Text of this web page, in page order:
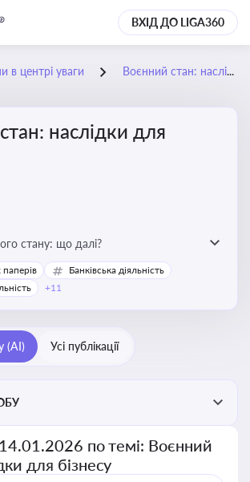
ВХІД ДО LIGA360
в центрі уваги Воєнний стан: наслідки для бізнесу
наслідки для
стану: що далі?
Банківська діяльність
+11
(AI) Усі публікації
по темі: Воєнний
для бізнесу